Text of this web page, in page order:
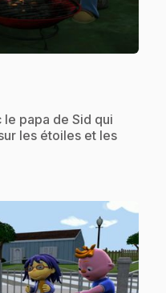
papa de Sid qui
les étoiles et les